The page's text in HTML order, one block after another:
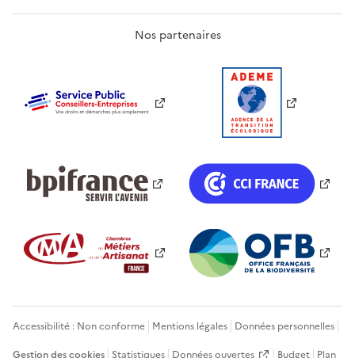
Nos partenaires
Accessibilité : Non conforme Mentions légales Données personnelles
Gestion des cookies Statistiques Données ouvertes Budget Plan